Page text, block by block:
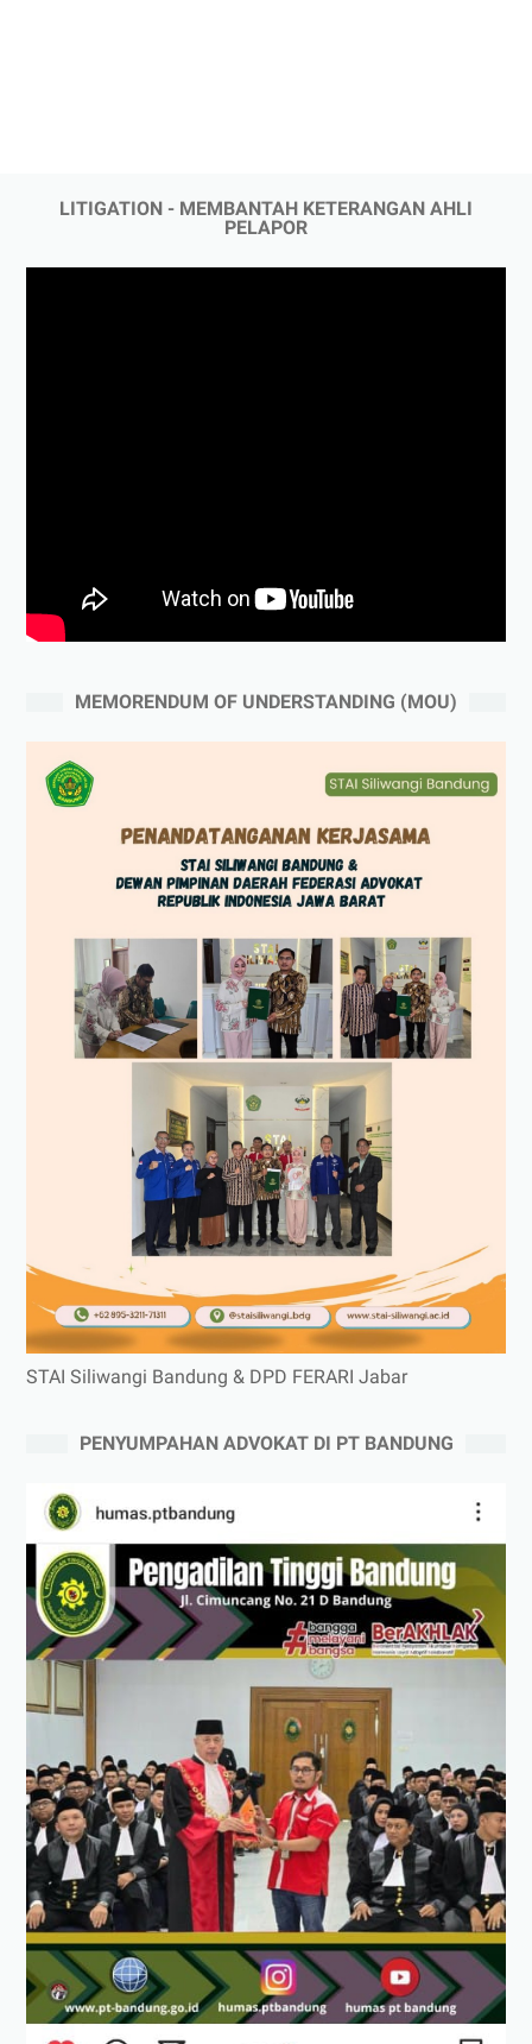
LITIGATION - MEMBANTAH KETERANGAN AHLI
PELAPOR
MEMORENDUM OF UNDERSTANDING (MOU)
STAI Siliwangi Bandung & DPD FERARI Jabar
PENYUMPAHAN ADVOKAT DI PT BANDUNG